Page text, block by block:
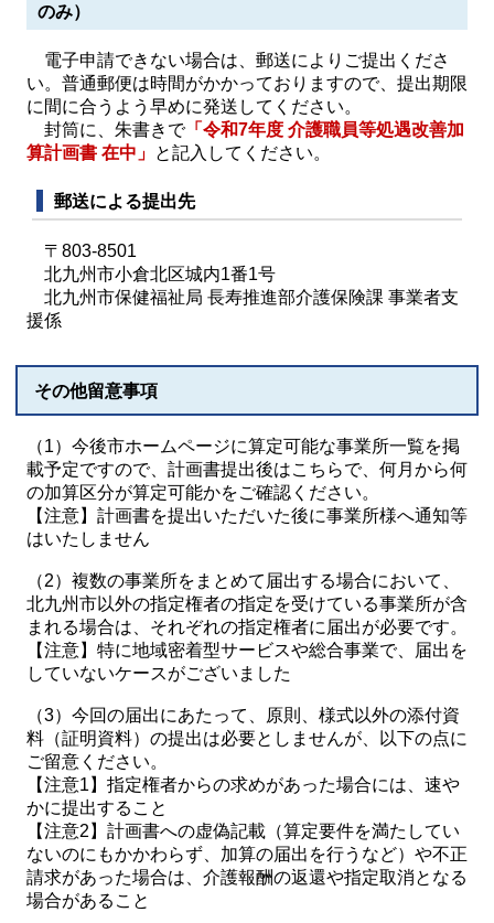
のみ）
電子申請できない場合は、郵送によりご提出くださ
い。普通郵便は時間がかかっておりますので、提出期限
に間に合うよう早めに発送してください。
封筒に、朱書きで「令和7年度 介護職員等処遇改善加
算計画書 在中」 と記入してください。
郵送による提出先
〒803-8501
北九州市小倉北区城内1番1号
北九州市保健福祉局 長寿推進部介護保険課 事業者支
援係
その他留意事項
（1）今後市ホームページに算定可能な事業所一覧を掲
載予定ですので、計画書提出後はこちらで、何月から何
の加算区分が算定可能かをご確認ください。
【注意】計画書を提出いただいた後に事業所様へ通知等
はいたしません
（2）複数の事業所をまとめて届出する場合において、
北九州市以外の指定権者の指定を受けている事業所が含
まれる場合は、それぞれの指定権者に届出が必要です。
【注意】特に地域密着型サービスや総合事業で、届出を
していないケースがございました
（3）今回の届出にあたって、原則、様式以外の添付資
料（証明資料）の提出は必要としませんが、以下の点に
ご留意ください。
【注意1】指定権者からの求めがあった場合には、速や
かに提出すること
【注意2】計画書への虚偽記載（算定要件を満たしてい
ないのにもかかわらず、加算の届出を行うなど）や不正
請求があった場合は、介護報酬の返還や指定取消となる
場合があること